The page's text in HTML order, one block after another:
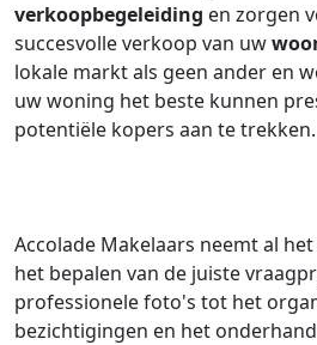
verkoopbegeleiding en zorgen
succesvolle verkoop van uw
lokale markt als geen ander en
uw woning het beste kunnen
potentiële kopers aan te trekken.
Accolade Makelaars neemt al
het bepalen van de juiste
professionele foto's tot het
bezichtigingen en het